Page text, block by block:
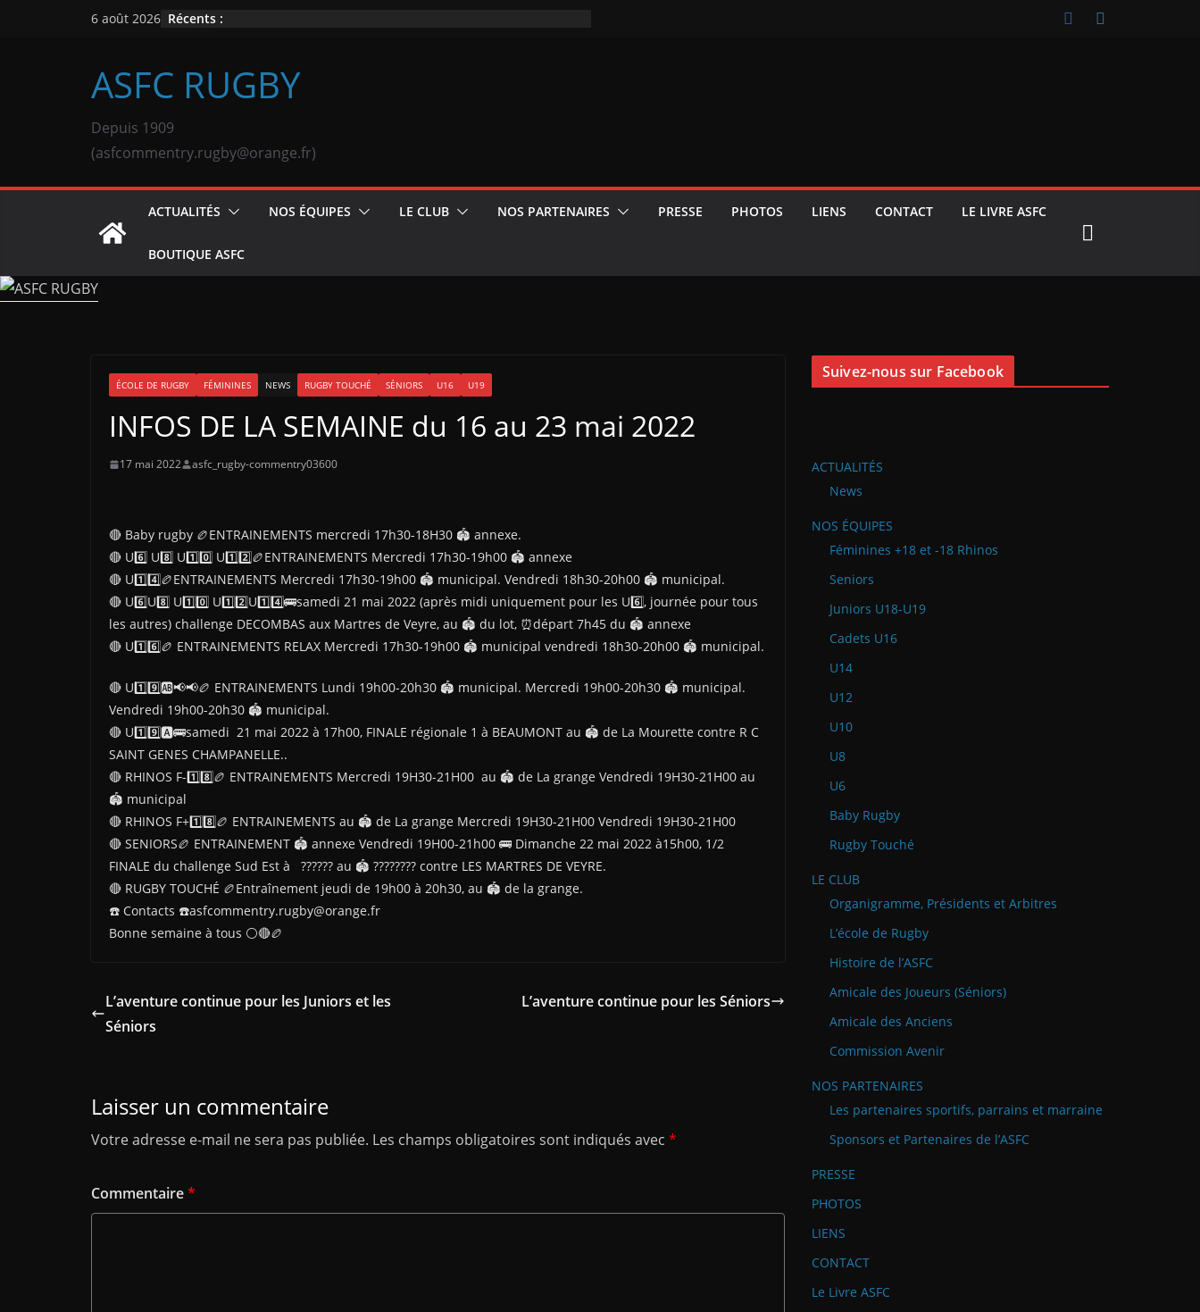
6 août 2026 Récents :
ASFC RUGBY
Depuis 1909
(asfcommentry.rugby@orange.fr)
ACTUALITÉS NOS ÉQUIPES LE CLUB NOS PARTENAIRES PRESSE PHOTOS LIENS CONTACT LE LIVRE ASFC
BOUTIQUE ASFC
ÉCOLE DE RUGBY FÉMININES NEWS RUGBY TOUCHÉ SÉNIORS U16 U19
INFOS DE LA SEMAINE du 16 au 23 mai 2022
17 mai 2022 asfc_rugby-commentry03600
🔴 Baby rugby 🏉ENTRAINEMENTS mercredi 17h30-18H30 🏟 annexe.
🔴 U6️⃣ U8️⃣ U1️⃣0️⃣ U1️⃣2️⃣🏉ENTRAINEMENTS Mercredi 17h30-19h00 🏟 annexe
🔴 U1️⃣4️⃣🏉ENTRAINEMENTS Mercredi 17h30-19h00 🏟 municipal. Vendredi 18h30-20h00 🏟 municipal.
🔴 U6️⃣U8️⃣ U1️⃣0️⃣ U1️⃣2️⃣U1️⃣4️⃣🚌samedi 21 mai 2022 (après midi uniquement pour les U6️⃣, journée pour tous
les autres) challenge DECOMBAS aux Martres de Veyre, au 🏟 du lot, ⏰départ 7h45 du 🏟 annexe
🔴 U1️⃣6️⃣🏉 ENTRAINEMENTS RELAX Mercredi 17h30-19h00 🏟 municipal vendredi 18h30-20h00 🏟 municipal.
🔴 U1️⃣9️⃣🆎📢📢🏉 ENTRAINEMENTS Lundi 19h00-20h30 🏟 municipal. Mercredi 19h00-20h30 🏟 municipal.
Vendredi 19h00-20h30 🏟 municipal.
🔴 U1️⃣9️⃣🅰🚌samedi 21 mai 2022 à 17h00, FINALE régionale 1 à BEAUMONT au 🏟 de La Mourette contre R C
SAINT GENES CHAMPANELLE..
🔴 RHINOS F-1️⃣8️⃣🏉 ENTRAINEMENTS Mercredi 19H30-21H00 au 🏟 de La grange Vendredi 19H30-21H00 au
🏟 municipal
🔴 RHINOS F+1️⃣8️⃣🏉 ENTRAINEMENTS au 🏟 de La grange Mercredi 19H30-21H00 Vendredi 19H30-21H00
🔴 SENIORS🏉 ENTRAINEMENT 🏟 annexe Vendredi 19H00-21h00 🚌 Dimanche 22 mai 2022 à15h00, 1/2
FINALE du challenge Sud Est à ?????? au 🏟 ???????? contre LES MARTRES DE VEYRE.
🔴 RUGBY TOUCHÉ 🏉Entraînement jeudi de 19h00 à 20h30, au 🏟 de la grange.
☎️ Contacts ☎️asfcommentry.rugby@orange.fr
Bonne semaine à tous ⚪🔴🏉
L’aventure continue pour les Juniors et les
Séniors
L’aventure continue pour les Séniors
Laisser un commentaire
Votre adresse e-mail ne sera pas publiée. Les champs obligatoires sont indiqués avec *
Commentaire*
Suivez-nous sur Facebook
ACTUALITÉS
News
NOS ÉQUIPES
Féminines +18 et -18 Rhinos
Seniors
Juniors U18-U19
Cadets U16
U14
U12
U10
U8
U6
Baby Rugby
Rugby Touché
LE CLUB
Organigramme, Présidents et Arbitres
L’école de Rugby
Histoire de l’ASFC
Amicale des Joueurs (Séniors)
Amicale des Anciens
Commission Avenir
NOS PARTENAIRES
Les partenaires sportifs, parrains et marraine
Sponsors et Partenaires de l’ASFC
PRESSE
PHOTOS
LIENS
CONTACT
Le Livre ASFC